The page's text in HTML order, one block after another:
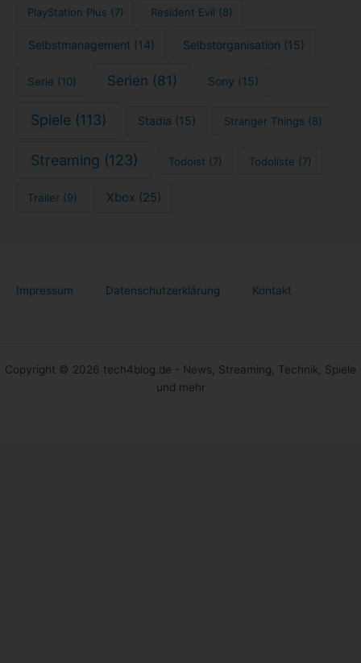
PlayStation Plus (7) Resident Evil (8)
Selbstmanagement (14) Selbstorganisation (15)
Serie (10) Serien (81) Sony (15)
Spiele (113) Stadia (15) Stranger Things (8)
Streaming (123) Todoist (7) Todoliste (7)
Trailer (9) Xbox (25)
Impressum Datenschutzerklärung Kontakt
Copyright © 2026 tech4blog.de - News, Streaming, Technik, Spiele
und mehr